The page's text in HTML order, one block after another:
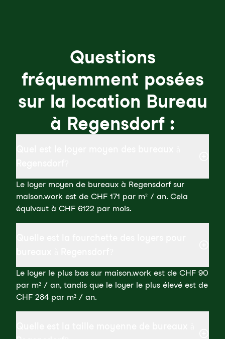
Questions
fréquemment posées
sur la location Bureau
à Regensdorf :
Le loyer moyen de bureaux à Regensdorf sur
maison.work est de CHF 171 par m² / an. Cela
équivaut à CHF 6122 par mois.
Le loyer le plus bas sur maison.work est de CHF 90
par m² / an, tandis que le loyer le plus élevé est de
CHF 284 par m² / an.